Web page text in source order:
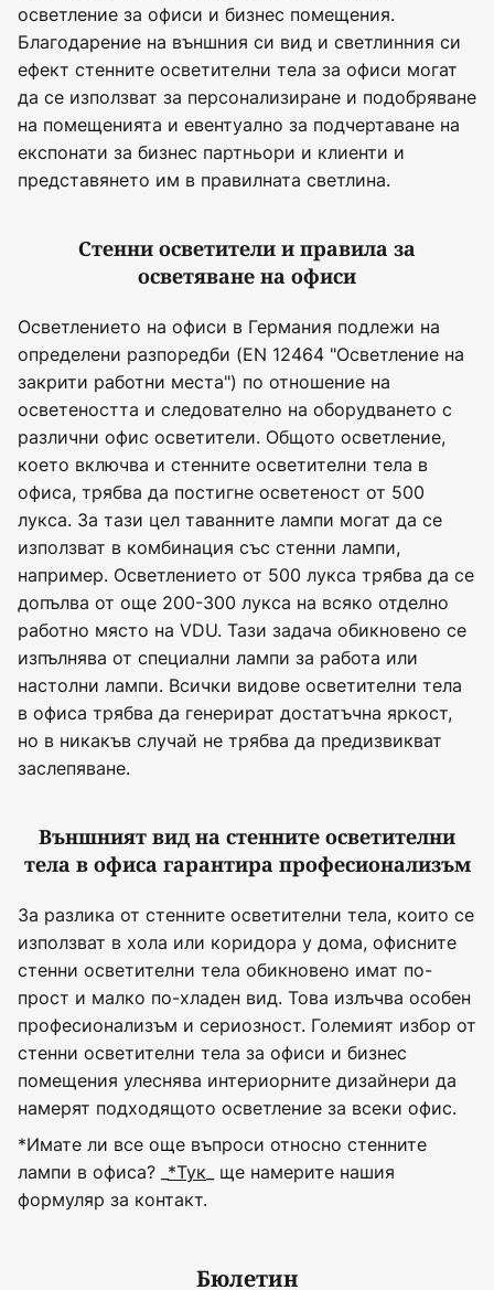
осветление за офиси и бизнес помещения.
Благодарение на външния си вид и светлинния си
ефект стенните осветителни тела за офиси могат
да се използват за персонализиране и подобряване
на помещенията и евентуално за подчертаване на
експонати за бизнес партньори и клиенти и
представянето им в правилната светлина.
Стенни осветители и правила за
осветяване на офиси
Осветлението на офиси в Германия подлежи на
определени разпоредби (EN 12464 "Осветление на
закрити работни места") по отношение на
осветеността и следователно на оборудването с
различни офис осветители. Общото осветление,
което включва и стенните осветителни тела в
офиса, трябва да постигне осветеност от 500
лукса. За тази цел таванните лампи могат да се
използват в комбинация със стенни лампи,
например. Осветлението от 500 лукса трябва да се
допълва от още 200-300 лукса на всяко отделно
работно място на VDU. Тази задача обикновено се
изпълнява от специални лампи за работа или
настолни лампи. Всички видове осветителни тела
в офиса трябва да генерират достатъчна яркост,
но в никакъв случай не трябва да предизвикват
заслепяване.
Външният вид на стенните осветителни
тела в офиса гарантира професионализъм
За разлика от стенните осветителни тела, които се
използват в хола или коридора у дома, офисните
стенни осветителни тела обикновено имат по-
прост и малко по-хладен вид. Това излъчва особен
професионализъм и сериозност. Големият избор от
стенни осветителни тела за офиси и бизнес
помещения улеснява интериорните дизайнери да
намерят подходящото осветление за всеки офис.
*Имате ли все още въпроси относно стенните
лампи в офиса? _ *Тук _ ще намерите нашия
формуляр за контакт.
Бюлетин